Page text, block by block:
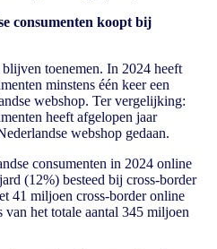
consumenten koopt bij
toenemen. In 2024 heeft
minstens één keer een
webshop. Ter vergelijking:
heeft afgelopen jaar
webshop gedaan.
consumenten in 2024 online
(12%) besteed bij cross-border
41 miljoen cross-border online
van het totale aantal 345 miljoen